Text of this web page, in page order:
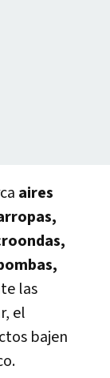
aires
las
el
bajen